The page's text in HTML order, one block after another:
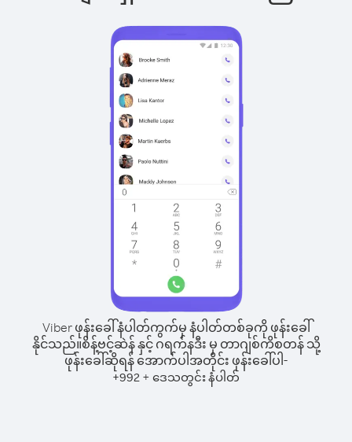
Viber ဖုန်းခေါ်နံပါတ်ကွက်မှ နံပါတ်တစ်ခုကို ဖုန်းခေါ်
နိုင်သည်။စိန့်ဗင့်ဆဲန် နှင့် ဂရက်နဒီး မှ တာဂျစ်ကိစတန် သို့
ဖုန်းခေါ်ဆိုရန် အောက်ပါအတိုင်း ဖုန်းခေါ်ပါ-
+992 + ဒေသတွင်း နံပါတ်